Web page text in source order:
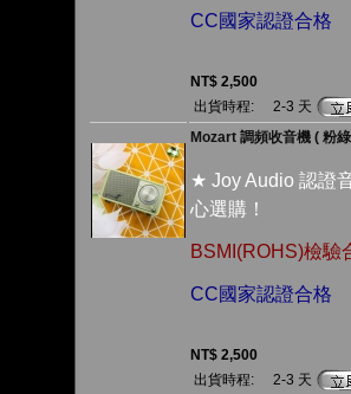
CC國家認證合格
NT$ 2,500
出貨時程:
2-3 天
Mozart 調頻收音機 ( 粉
★ Joy Audio 認證
心選購！
BSMI(ROHS)檢驗
CC國家認證合格
NT$ 2,500
出貨時程:
2-3 天